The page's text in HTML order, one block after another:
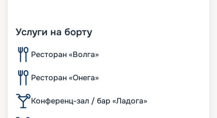
Услуги на борту
Ресторан «Волга»
Ресторан «Онега»
Конференц-зал / бар «Ладога»